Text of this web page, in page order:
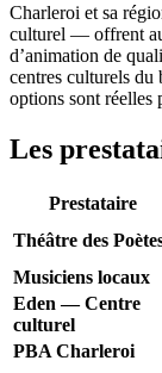
Charleroi et sa
culturel — offrent
d’animation de
centres culturels du
options sont réelles
Les
Prestataire
Théâtre des
Musiciens locaux
Eden — Centre
culturel
PBA Charleroi